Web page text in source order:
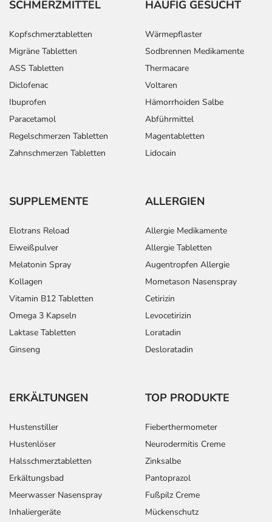
SCHMERZMITTEL
Kopfschmerztabletten
Migräne Tabletten
ASS Tabletten
Diclofenac
Ibuprofen
Paracetamol
Regelschmerzen Tabletten
Zahnschmerzen Tabletten
HÄUFIG GESUCHT
Wärmepflaster
Sodbrennen Medikamente
Thermacare
Voltaren
Hämorrhoiden Salbe
Abführmittel
Magentabletten
Lidocain
SUPPLEMENTE
Elotrans Reload
Eiweißpulver
Melatonin Spray
Kollagen
Vitamin B12 Tabletten
Omega 3 Kapseln
Laktase Tabletten
Ginseng
ALLERGIEN
Allergie Medikamente
Allergie Tabletten
Augentropfen Allergie
Mometason Nasenspray
Cetirizin
Levocetirizin
Loratadin
Desloratadin
ERKÄLTUNGEN
Hustenstiller
Hustenlöser
Halsschmerztabletten
Erkältungsbad
Meerwasser Nasenspray
Inhaliergeräte
TOP PRODUKTE
Fieberthermometer
Neurodermitis Creme
Zinksalbe
Pantoprazol
Fußpilz Creme
Mückenschutz